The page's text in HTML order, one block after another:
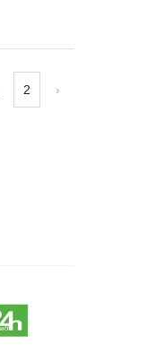
2 ›